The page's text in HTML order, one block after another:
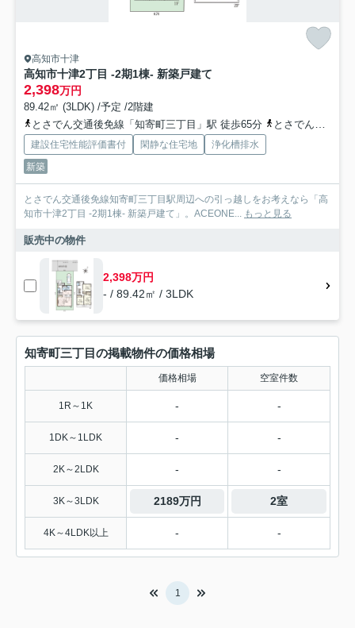
高知市十津
高知市十津2丁目 -2期1棟- 新築戸建て
2,398万円
89.42㎡ (3LDK) /予定 /2階建
とさでん交通後免線「知寄町三丁目」駅 徒歩65分
とさでん交通「十津」バス停下車 徒歩4分
建設住宅性能評価書付 閑静な住宅地
浄化槽排水
新築
とさでん交通後免線知寄町三丁目駅周辺への引っ越しをお考えなら「高
知市十津2丁目 -2期1棟- 新築戸建て」。ACEONE... もっと見る
販売中の物件
2,398万円
- / 89.42㎡ / 3LDK
知寄町三丁目の掲載物件の価格相場
価格相場 空室件数
1R～1K - -
1DK～1LDK - -
2K～2LDK - -
3K～3LDK 2189万円 2室
4K～4LDK以上 - -
1